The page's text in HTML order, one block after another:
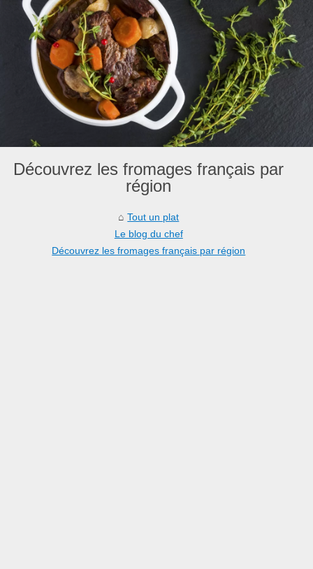
Découvrez les fromages français par
région
Tout un plat
Le blog du chef
Découvrez les fromages français par région